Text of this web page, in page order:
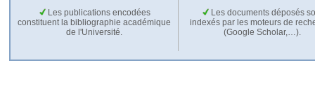
Les publications encodées
constituent la bibliographie académique
de l'Université.
Les documents déposés
indexés par les moteurs de
(Google Scholar,…).